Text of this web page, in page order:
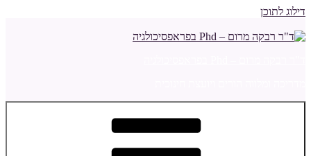
דילוג לתוכן